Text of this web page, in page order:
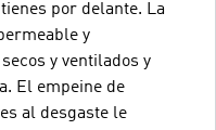
por delante. La
y
y ventilados y
El empeine de
al desgaste le